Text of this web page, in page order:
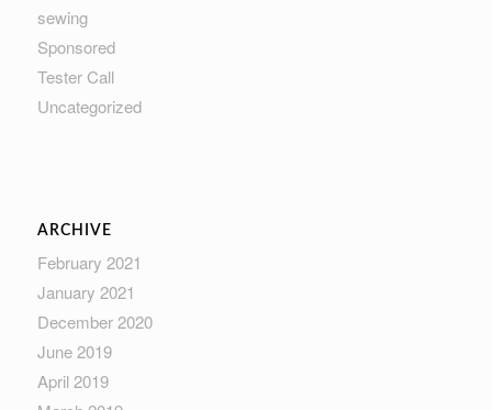
sewing
Sponsored
Tester Call
Uncategorized
ARCHIVE
February 2021
January 2021
December 2020
June 2019
April 2019